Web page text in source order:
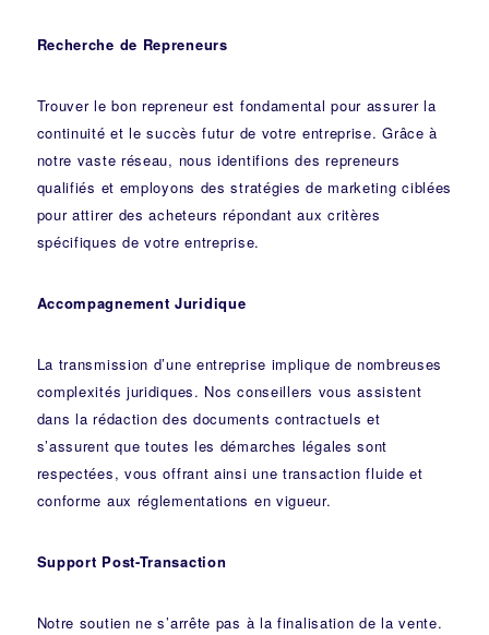
Recherche de Repreneurs
Trouver le bon repreneur est fondamental pour assurer la
continuité et le succès futur de votre entreprise. Grâce à
notre vaste réseau, nous identifions des repreneurs
qualifiés et employons des stratégies de marketing ciblées
pour attirer des acheteurs répondant aux critères
spécifiques de votre entreprise.
Accompagnement Juridique
La transmission d’une entreprise implique de nombreuses
complexités juridiques. Nosconseillers vous assistent
dans la rédaction des documents contractuels et
s’assurent que toutes les démarches légales sont
respectées, vous offrant ainsi une transaction fluide et
conforme aux réglementations en vigueur.
Support Post-Transaction
Notre soutien ne s’arrête pas à la finalisation de la vente.